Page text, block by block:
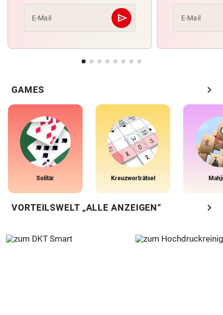
E-Mail send
Abschicken E-Mail
GAMES chevron_right
Solitär Kreuzworträtsel
VORTEILSWELT „ALLE ANZEIGEN“ chevron_right